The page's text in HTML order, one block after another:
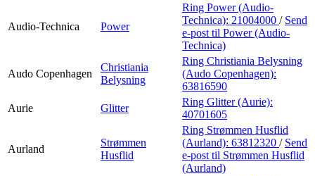
Audio-Technica Power
Ring Power (Audio-
Technica): 21004000 / Send
e-post til Power (Audio-
Technica)
Audo Copenhagen
Christiania
Belysning
Ring Christiania Belysning
(Audo Copenhagen):
63816590
Aurie
Glitter
Ring Glitter (Aurie):
40701605
Aurland
Strømmen
Husflid
Ring Strømmen Husflid
(Aurland): 63812320 / Send
e-post til Strømmen Husflid
(Aurland)